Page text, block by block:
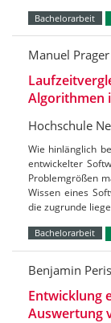
Bachelorarbeit
Manuel Prager
Algorithmen
Hochschule
Wie hinlänglich
entwickelter
Problemgrößen
Wissen eines
die zugrunde
Bachelorarbeit
Benjamin Peris
Entwicklung
Auswertung